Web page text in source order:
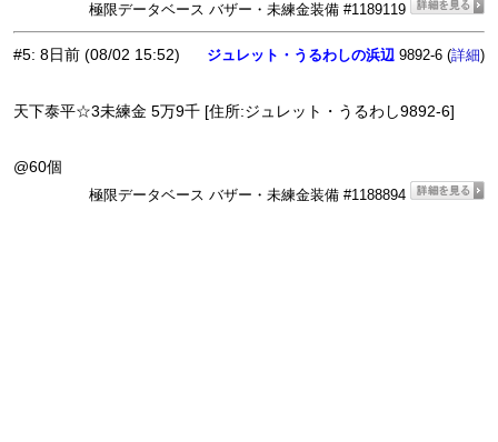
極限データベース バザー・未練金装備 #1189119
#5: 8日前 (08/02 15:52) ジュレット・うるわしの浜辺 9892-6 (詳細)
天下泰平☆3未練金 5万9千 [住所:ジュレット・うるわし9892-6]
@60個
極限データベース バザー・未練金装備 #1188894